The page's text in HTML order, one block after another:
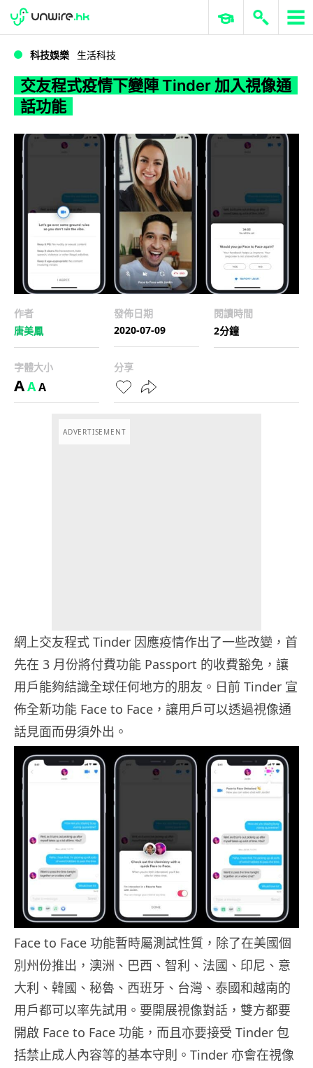
WWDC 2026 ERP 與商業 AI
科技娛樂 生活科技
交友程式疫情下變陣 Tinder 加入視像通
話功能
作者
唐美鳳
發佈日期
2020-07-09
閱讀時間
2分鐘
字體大小
AAA
分享
ADVERTISEMENT
網上交友程式 Tinder 因應疫情作出了一些改變，首
先在 3 月份將付費功能 Passport 的收費豁免，讓
用戶能夠結識全球任何地方的朋友。日前 Tinder 宣
佈全新功能 Face to Face，讓用戶可以透過視像通
話見面而毋須外出。
Face to Face 功能暫時屬測試性質，除了在美國個
別州份推出，澳洲、巴西、智利、法國、印尼、意
大利、韓國、秘魯、西班牙、台灣、泰國和越南的
用戶都可以率先試用。要開展視像對話，雙方都要
開啟 Face to Face 功能，而且亦要接受 Tinder 包
括禁止成人內容等的基本守則。Tinder 亦會在視像